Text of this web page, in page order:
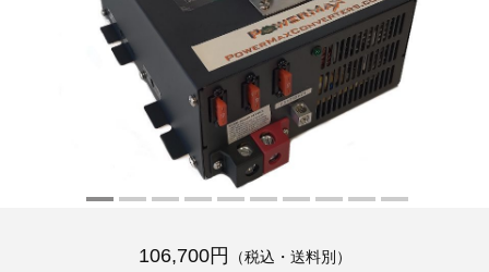
バイク用診断テスター（7）
OTOFIX Powered by AUTEL（4）
アメリカ車（15）
スウェーデン車（20）
バッテリーチャージャー（4）
ブレーキキャリパーリペアキット（368）
ステアリングロックエミュレータ（28）
106,700円 （税込・送料別）